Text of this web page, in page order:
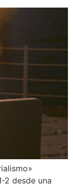
2 desde una